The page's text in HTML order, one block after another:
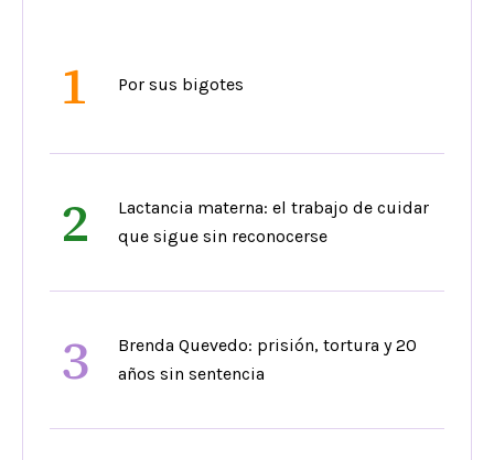
1 Por sus bigotes
2
Lactancia materna: el trabajo de cuidar
que sigue sin reconocerse
3
Brenda Quevedo: prisión, tortura y 20
años sin sentencia